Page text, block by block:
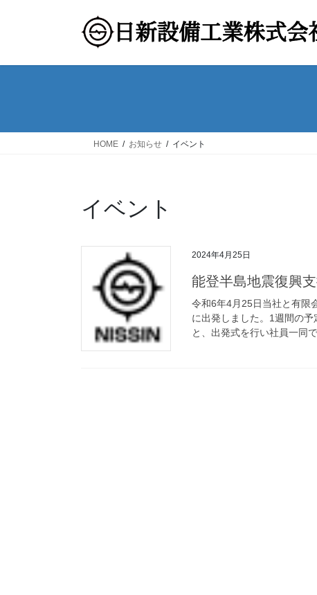
HOME お知らせ イベント
イベント
2024年4月25日
能登半島地震復興
令和6年4月25日当社と有限
に出発しました。1週間の
と、出発式を行い社員一同